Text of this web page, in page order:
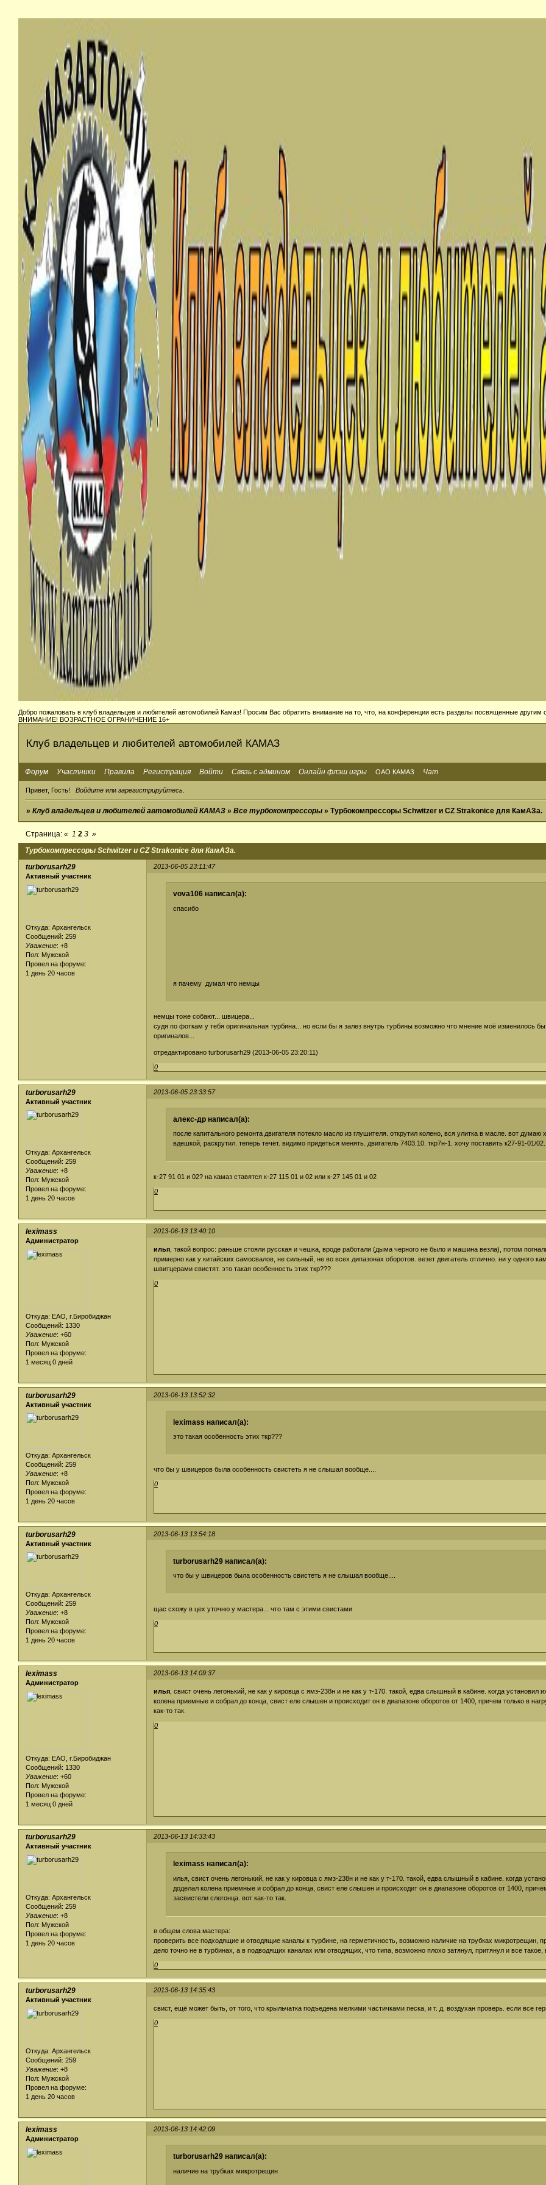
Добро пожаловать в клуб владельцев и любителей автомобилей Камаз! Просим Вас обратить внимание на то, что, на конференции есть разделы посвященные
ВНИМАНИЕ! ВОЗРАСТНОЕ ОГРАНИЧЕНИЕ 16+
Клуб владельцев и любителей автомобилей КАМАЗ
Форум Участники Правила Регистрация Войти Связь с админом Онлайн флэш игры ОАО КАМАЗ Чат
Привет, Гость! Войдитеили зарегистрируйтесь
»Клуб владельцев и любителей автомобилей КАМАЗ »Все турбокомпрессоры » Турбокомпрессоры Schwitzer и CZ Strakonice для КамАЗа.
Турбокомпрессоры Schwitzer и CZ Strakonice для КамАЗа.
Страница:« 1 2 3 »
2013-06-05 23:11:47
turborusarh29
Активный участник
Откуда: Архангельск
Сообщений: 259
Уважение: +8
Пол: Мужской
Провел на форуме:
1 день 20 часов
vova106 написал(а):
спасибо
я пачему думал что немцы
немцы тоже собают... швицера...
судя по фоткам у тебя оригинальная турбина... но если бы я залез внутрь турбины возможно что мнение моё изменилось
оригиналов...
отредактировано turborusarh29 (2013-06-05 23:20:11)
0
2013-06-05 23:33:57
turborusarh29
Активный участник
Откуда: Архангельск
Сообщений: 259
Уважение: +8
Пол: Мужской
Провел на форуме:
1 день 20 часов
алекс-др написал(а):
после капитального ремонта двигателя потекло масло из глушителя. открутил колено, вся улитка в масле. вот
вдешкой, раскрутил. теперь течет. видимо придеться менять. двигатель 7403.10. ткр7н-1. хочу поставить к27-91-01/
к-27 91 01 и 02? на камаз ставятся к-27 115 01 и 02 или к-27 145 01 и 02
0
2013-06-13 13:40:10
leximass
Администратор
Откуда: ЕАО, г.Биробиджан
Сообщений: 1330
Уважение: +60
Пол: Мужской
Провел на форуме:
1 месяц 0 дней
илья , такой вопрос: раньше стояли русская и чешка, вроде работали (дыма черного не было и машина везла), потом
примерно как у китайских самосвалов, не сильный, не во всех дипазонах оборотов. везет двигатель отлично. ни у
швитцерами свистят. это такая особенность этих ткр???
0
2013-06-13 13:52:32
turborusarh29
Активный участник
Откуда: Архангельск
Сообщений: 259
Уважение: +8
Пол: Мужской
Провел на форуме:
1 день 20 часов
leximass написал(а):
это такая особенность этих ткр???
что бы у швицеров была особенность свистеть я не слышал вообще....
0
2013-06-13 13:54:18
turborusarh29
Активный участник
Откуда: Архангельск
Сообщений: 259
Уважение: +8
Пол: Мужской
Провел на форуме:
1 день 20 часов
turborusarh29 написал(а):
что бы у швицеров была особенность свистеть я не слышал вообще....
щас схожу в цех уточню у мастера... что там с этими свистами
0
2013-06-13 14:09:37
leximass
Администратор
Откуда: ЕАО, г.Биробиджан
Сообщений: 1330
Уважение: +60
Пол: Мужской
Провел на форуме:
1 месяц 0 дней
илья , свист очень легонький, не как у кировца с ямз-238н и не как у т-170. такой, едва слышный в кабине. когда
колена приемные и собрал до конца, свист еле слышен и происходит он в диапазоне оборотов от 1400, причем только в
как-то так.
0
2013-06-13 14:33:43
turborusarh29
Активный участник
Откуда: Архангельск
Сообщений: 259
Уважение: +8
Пол: Мужской
Провел на форуме:
1 день 20 часов
leximass написал(а):
илья, свист очень легонький, не как у кировца с ямз-238н и не как у т-170. такой, едва слышный в кабине. когда
доделал колена приемные и собрал до конца, свист еле слышен и происходит он в диапазоне оборотов от 1400,
засвистели слегонца. вот как-то так.
в общем слова мастера:
проверить все подходящие и отводящие каналы к турбине, на герметичность, возможно наличие на трубках микротрещин,
дело точно не в турбинах, а в подводящих каналах или отводящих, что типа, возможно плохо затянул, притянул и все
0
2013-06-13 14:35:43
turborusarh29
Активный участник
Откуда: Архангельск
Сообщений: 259
Уважение: +8
Пол: Мужской
Провел на форуме:
1 день 20 часов
свист, ещё может быть, от того, что крыльчатка подъедена мелкими частичками песка, и т. д. воздухан проверь. если все
0
2013-06-13 14:42:09
leximass
Администратор
turborusarh29 написал(а):
наличие на трубках микротрещин